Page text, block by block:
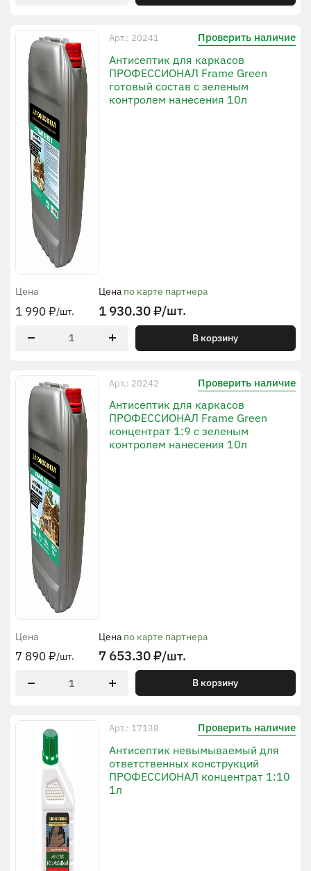
Арт.: 20241 Проверить наличие
Антисептик для каркасов
ПРОФЕССИОНАЛ Frame Green
готовый состав с зеленым
контролем нанесения 10л
Цена
1 990₽/шт.
Цена по карте партнера
1 930.30₽/шт.
В корзину
Арт.: 20242 Проверить наличие
Антисептик для каркасов
ПРОФЕССИОНАЛ Frame Green
концентрат 1:9 с зеленым
контролем нанесения 10л
Цена
7 890₽/шт.
Цена по карте партнера
7 653.30₽/шт.
В корзину
Арт.: 17138 Проверить наличие
Антисептик невымываемый для
ответственных конструкций
ПРОФЕССИОНАЛ концентрат 1:10
1л